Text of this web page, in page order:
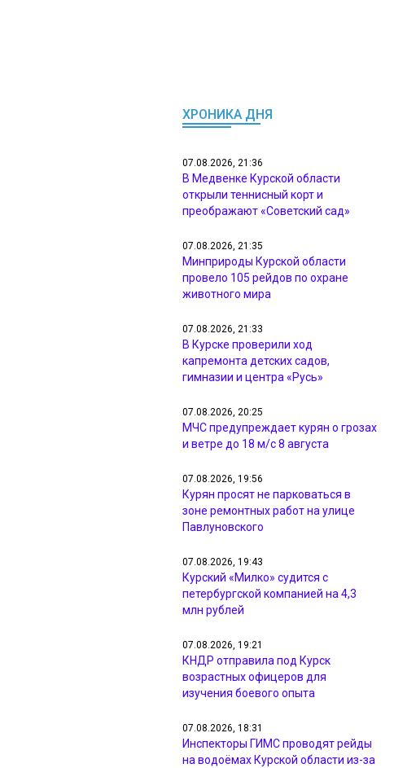
ХРОНИКА ДНЯ
07.08.2026, 21:36
В Медвенке Курской области
открыли теннисный корт и
преображают «Советский сад»
07.08.2026, 21:35
Минприроды Курской области
провело 105 рейдов по охране
животного мира
07.08.2026, 21:33
В Курске проверили ход
капремонта детских садов,
гимназии и центра «Русь»
07.08.2026, 20:25
МЧС предупреждает курян о грозах
и ветре до 18 м/с 8 августа
07.08.2026, 19:56
Курян просят не парковаться в
зоне ремонтных работ на улице
Павлуновского
07.08.2026, 19:43
Курский «Милко» судится с
петербургской компанией на 4,3
млн рублей
07.08.2026, 19:21
КНДР отправила под Курск
возрастных офицеров для
изучения боевого опыта
07.08.2026, 18:31
Инспекторы ГИМС проводят рейды
на водоёмах Курской области из-за